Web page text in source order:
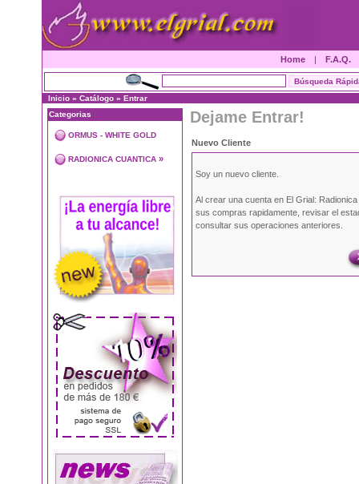
Home | F.A.Q.
Inicio » Catálogo » Entrar
Categorias
ORMUS - WHITE GOLD
RADIONICA CUANTICA »
Dejame Entrar!
Nuevo Cliente
Soy un nuevo cliente.
Al crear una cuenta en El Grial:
sus compras rapidamente, revisar el
consultar sus operaciones anteriores.